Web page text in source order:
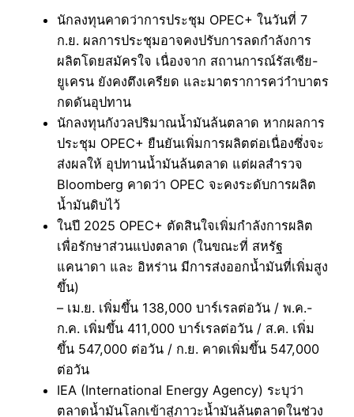
นักลงทุนคาดว่าการประชุม OPEC+ ในวันที่ 7
ก.ย. ผลการประชุมอาจคงปรับการลดกำลังการ
ผลิตโดยสมัครใจ เนื่องจาก สถานการณ์รัสเซีย-
ยูเครน ยังคงตึงเครียด และมาตราการคว่าำบาตร
กดดันอุปทาน
นักลงทุนกังวลปริมาณน้ำมันล้นตลาด หากผลการ
ประชุม OPEC+ ยืนยันเพิ่มการผลิตต่อเนื่องซึ่งจะ
ส่งผลให้ อุปทานน้ำมันล้นตลาด แต่ผลสำรวจ
Bloomberg คาดว่า OPEC จะคงระดับการผลิต
น้ำมันดิบไว้
ในปี 2025 OPEC+ ตัดสินใจเพิ่มกำลังการผลิต
เพื่อรักษาส่วนแบ่งตลาด (ในขณะที่ สหรัฐ
แคนาดา และ อิหร่าน มีการส่งออกน้ำมันที่เพิ่มสูง
ขึ้น)
– เม.ย. เพิ่มขึ้น 138,000 บาร์เรลต่อวัน / พ.ค.-
ก.ค. เพิ่มขึ้น 411,000 บาร์เรลต่อวัน / ส.ค. เพิ่ม
ขึ้น 547,000 ต่อวัน / ก.ย. คาดเพิ่มขึ้น 547,000
ต่อวัน
IEA (International Energy Agency) ระบุว่า
ตลาดน้ำมันโลกเข้าสู่ภาวะน้ำมันล้นตลาดในช่วง